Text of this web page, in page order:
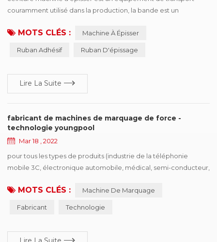
couramment utilisé dans la production, la bande est un
chères, une fois le ruban apparaît sous diverses formes de
production. cet article résume six types de formes courantes de
MOTS CLÉS : Machine À Épisser
Ruban Adhésif Ruban D'épissage
Lire La Suite
fabricant de machines de marquage de force -
technologie youngpool
Mar 18 , 2022
pour tous les types de produits (industrie de la téléphonie
mobile 3C, électronique automobile, médical, semi-conducteur,
acheter des pilotes de dispositifs d'identification, le premier
seconde est d'améliorer la compétitivité des produits, gagner
MOTS CLÉS : Machine De Marquage
Fabricant Technologie